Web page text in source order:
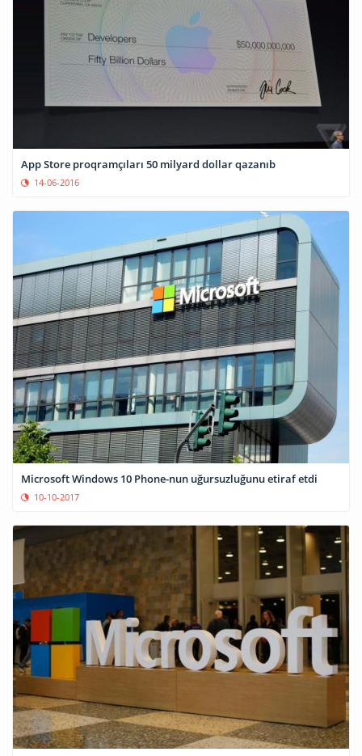
App Store proqramçıları 50 milyard dollar qazanıb
14-06-2016
Microsoft Windows 10 Phone-nun uğursuzluğunu etiraf etdi
10-10-2017